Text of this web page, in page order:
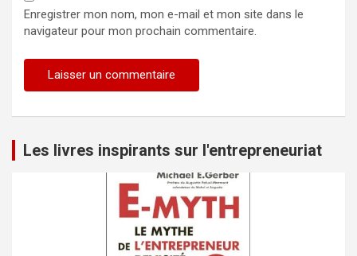
Enregistrer mon nom, mon e-mail et mon site dans le
navigateur pour mon prochain commentaire.
Les livres inspirants sur l'entrepreneuriat